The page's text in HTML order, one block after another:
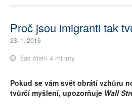
Proč jsou imigranti tak
23. 1. 2016
čas čtení 4 minuty
Pokud se vám svět obrátí vzhůru
tvůrčí myšlení, upozorňuje Wall